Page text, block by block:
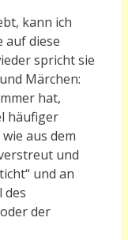
kann ich
auf diese
spricht sie
Märchen:
hat,
häufiger
aus dem
und
und an
des
der